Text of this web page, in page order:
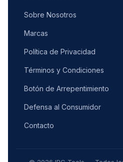
Sobre Nosotros
Marcas
Política de Privacidad
Términos y Condiciones
Botón de Arrepentimiento
Defensa al Consumidor
Contacto